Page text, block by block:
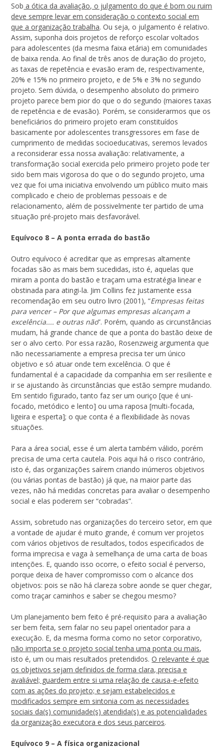
Sob a ótica da avaliação, o julgamento do que é bom ou ruim
deve sempre levar em consideração o contexto social em
que a organização trabalha. Ou seja, o julgamento é relativo.
Assim, suponha dois projetos de reforço escolar voltados
para adolescentes (da mesma faixa etária) em comunidades
de baixa renda. Ao final de três anos de duração do projeto,
as taxas de repetência e evasão eram de, respectivamente,
20% e 15% no primeiro projeto, e de 5% e 3% no segundo
projeto. Sem dúvida, o desempenho absoluto do primeiro
projeto parece bem pior do que o do segundo (maiores taxas
de repetência e de evasão). Porém, se considerarmos que os
beneficiários do primeiro projeto eram constituídos
basicamente por adolescentes transgressores em fase de
cumprimento de medidas socioeducativas, seremos levados
a reconsiderar essa nossa avaliação: relativamente, a
transformação social exercida pelo primeiro projeto pode ter
sido bem mais vigorosa do que o do segundo projeto, uma
vez que foi uma iniciativa envolvendo um público muito mais
complicado e cheio de problemas pessoais e de
relacionamento, além de possivelmente ter partido de uma
situação pré-projeto mais desfavorável.
Equívoco 8 – A ponta errada do bastão
Outro equívoco é acreditar que as empresas altamente
focadas são as mais bem sucedidas, isto é, aquelas que
miram a ponta do bastão e traçam uma estratégia linear e
obstinada para atingi-la. Jim Collins fez justamente essa
recomendação em seu outro livro (2001), “Empresas feitas
para vencer – Por que algumas empresas alcançam a
excelência.... e outras não”. Porém, quando as circunstâncias
mudam, há grande chance de que a ponta do bastão deixe de
ser o alvo certo. Por essa razão, Rosenzweig argumenta que
não necessariamente a empresa precisa ter um único
objetivo e só atuar onde tem excelência. O que é
fundamental é a capacidade da companhia em ser resiliente e
ir se ajustando às circunstâncias que estão sempre mudando.
Em sentido figurado, tanto faz ser um ouriço [que é uni-
focado, metódico e lento] ou uma raposa [multi-focada,
ligeira e esperta]; o que conta é a flexibilidade às novas
situações.
Para a área social, esse é um alerta também válido, porém
precisa de uma certa cautela. Pois aqui há o risco contrário,
isto é, das organizações saírem criando inúmeros objetivos
(ou várias pontas de bastão) já que, na maior parte das
vezes, não há medidas concretas para avaliar o desempenho
social e elas poderem ser “cobradas”.
Assim, sobretudo nas organizações do terceiro setor, em que
a vontade de ajudar é muito grande, é comum ver projetos
com vários objetivos de resultados, todos especificados de
forma imprecisa e vaga à semelhança de uma carta de boas
intenções. E, quando isso ocorre, o efeito social é perverso,
porque deixa de haver compromisso com o alcance dos
objetivos: pois se não há clareza sobre aonde se quer chegar,
como traçar caminhos e saber se chegou mesmo?
Um planejamento bem feito é pré-requisito para a avaliação
ser bem feita, sem falar no seu papel orientador para a
execução. E, da mesma forma como no setor corporativo,
não importa se o projeto social tenha uma ponta ou mais,
isto é, um ou mais resultados pretendidos.O relevante é que
os objetivos sejam definidos de forma clara, precisa e
avaliável; guardem entre si uma relação de causa-e-efeito
com as ações do projeto; e sejam estabelecidos e
modificados sempre em sintonia com as necessidades
sociais da(s) comunidade(s) atendida(s) e as potencialidades
da organização executora e dos seus parceiros.
Equívoco 9 – A física organizacional